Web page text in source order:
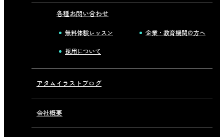
各種お問い合わせ
無料体験レッスン 企業・教育機関の方へ
採用について
アタムイラストブログ
会社概要